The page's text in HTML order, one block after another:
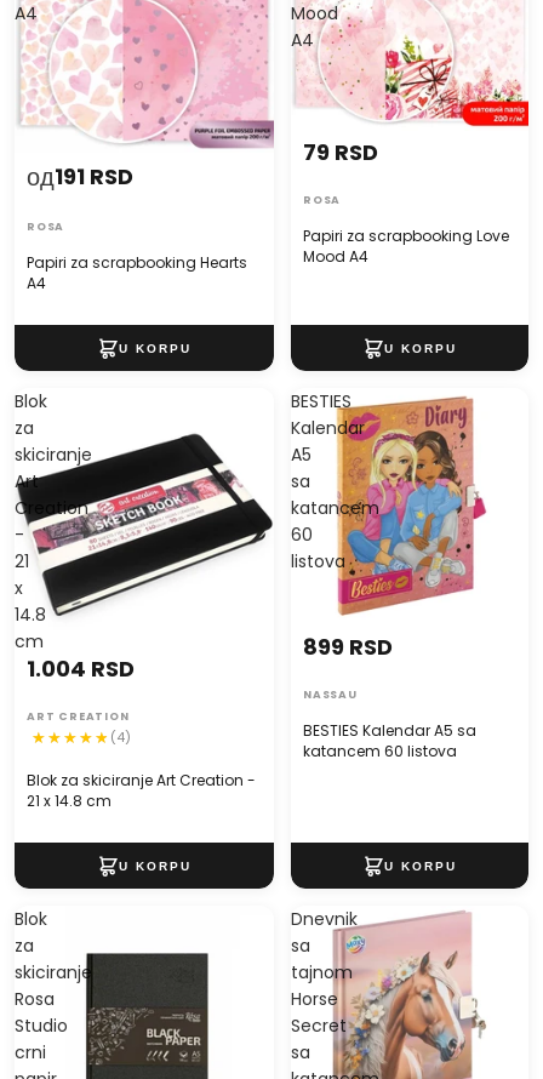
A4
Papiri za scrapbooking Hearts
A4
од191 RSD
ROSA
Mood
A4
Papiri za scrapbooking Love
Mood A4
79 RSD
ROSA
Blok
za
skiciranje
Art
Creation
-
21
x
14.8
cm
Blok za skiciranje Art Creation -
21 x 14.8 cm
1.004 RSD
ART CREATION
(4)
BESTIES
Kalendar
A5
sa
katancem
60
listova
BESTIES Kalendar A5 sa
katancem 60 listova
899 RSD
NASSAU
Blok
za
skiciranje
Rosa
Studio
crni
Dnevnik
sa
tajnom
Horse
Secret
sa